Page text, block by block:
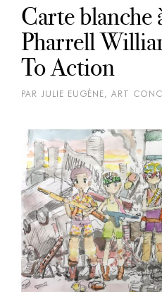
Carte blanche
Pharrell
To Action
PAR JULIE EUGÈNE, ART